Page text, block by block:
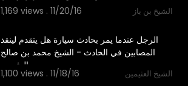
1,169 views . 11/20/16
الشيخ بن باز
‫الرجل عندما يمر بحادث سيارة هل يتقدم لينقذ
المصابين في الحادث - الشيخ محمد بن صالح
1,100 views . 11/18/16 الشيخ العثيمين